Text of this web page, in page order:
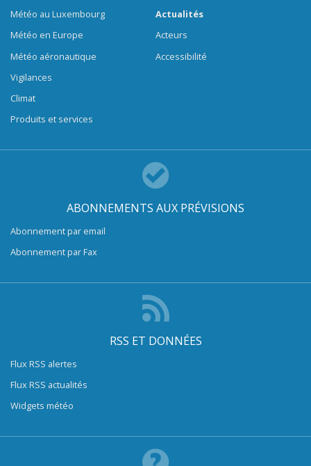
Météo au Luxembourg
Météo en Europe
Météo aéronautique
Vigilances
Climat
Produits et services
Actualités
Acteurs
Accessibilité
ABONNEMENTS AUX PRÉVISIONS
Abonnement par email
Abonnement par Fax
RSS ET DONNÉES
Flux RSS alertes
Flux RSS actualités
Widgets météo